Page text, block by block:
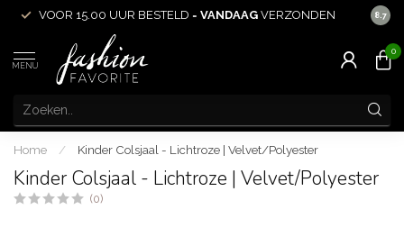
VOOR 15.00 UUR BESTELD = VANDAAG VERZONDEN 8.7
MENU
0
Home / Kinder Colsjaal - Lichtroze | Velvet/Polyester
Kinder Colsjaal - Lichtroze | Velvet/Polyester
(0)